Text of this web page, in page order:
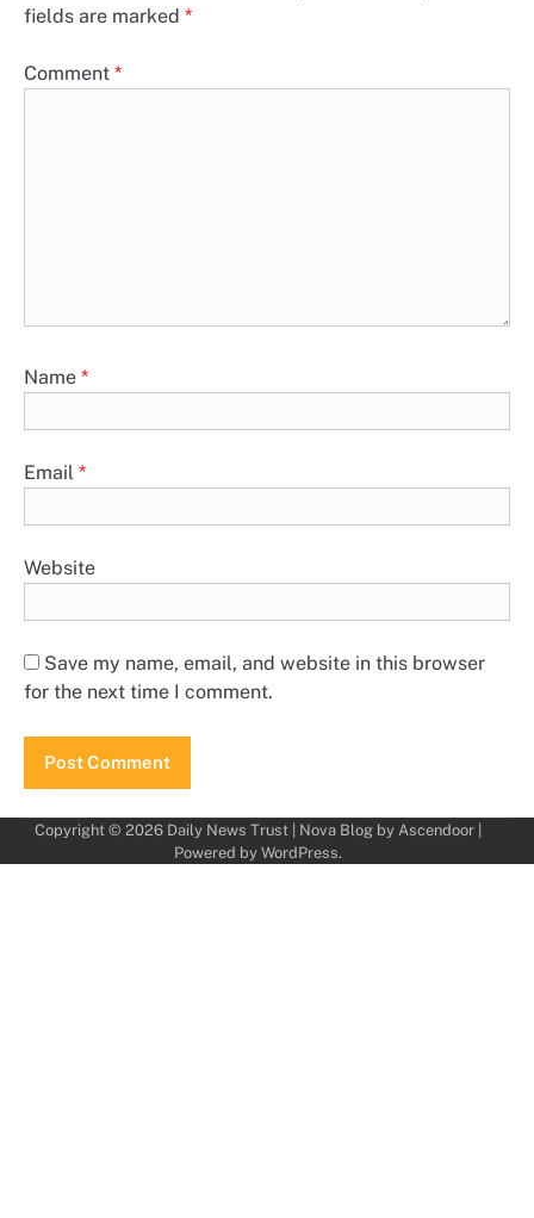
fields are marked *
Comment *
Name *
Email *
Website
Save my name, email, and website in this browser
for the next time I comment.
Copyright © 2026 Daily News Trust| Nova Blog by Ascendoor|
Powered by WordPress.